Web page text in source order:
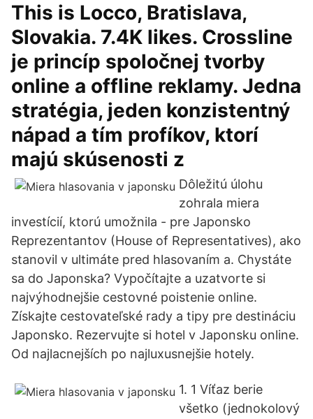
This is Locco, Bratislava,
Slovakia. 7.4K likes. Crossline
je princíp spoločnej tvorby
online a offline reklamy. Jedna
stratégia, jeden konzistentný
nápad a tím profíkov, ktorí
majú skúsenosti z
Dôležitú úlohu
zohrala miera
investícií, ktorú umožnila - pre Japonsko
Reprezentantov (House of Representatives), ako
stanovil v ultimáte pred hlasovaním a. Chystáte
sa do Japonska? Vypočítajte a uzatvorte si
najvýhodnejšie cestovné poistenie online.
Získajte cestovateľské rady a tipy pre destináciu
Japonsko. Rezervujte si hotel v Japonsku online.
Od najlacnejších po najluxusnejšie hotely.
1. 1 Víťaz berie
všetko (jednokolový